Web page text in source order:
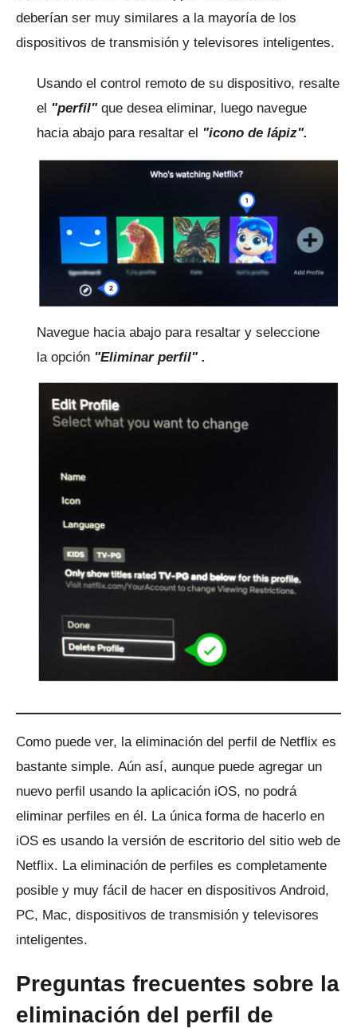
deberían ser muy similares a la mayoría de los
dispositivos de transmisión y televisores inteligentes.
Usando el control remoto de su dispositivo, resalte
el "perfil" que desea eliminar, luego navegue
hacia abajo para resaltar el "icono de lápiz".
Navegue hacia abajo para resaltar y seleccione
la opción "Eliminar perfil" .
Como puede ver, la eliminación del perfil de Netflix es
bastante simple. Aún así, aunque puede agregar un
nuevo perfil usando la aplicación iOS, no podrá
eliminar perfiles en él. La única forma de hacerlo en
iOS es usando la versión de escritorio del sitio web de
Netflix. La eliminación de perfiles es completamente
posible y muy fácil de hacer en dispositivos Android,
PC, Mac, dispositivos de transmisión y televisores
inteligentes.
Preguntas frecuentes sobre la
eliminación del perfil de